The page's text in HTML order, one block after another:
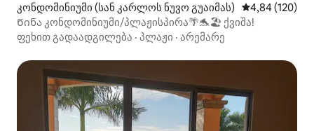
კონდომინიუმი (სან კარლოს ნუვო გუაიმას) საშუალო
4,84 (120)
Წინა კონდომინიუმი/პლაჟისპირა🌴🐬🏖 ქვიშა!
ფეხით გადაადგილება · პლაჟი · არემარე